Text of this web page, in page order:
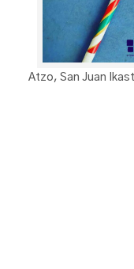
Atzo, San Juan